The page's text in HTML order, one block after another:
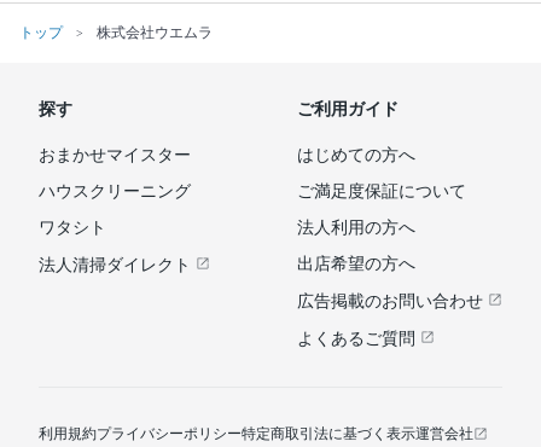
トップ 株式会社ウエムラ
探す
おまかせマイスター
ハウスクリーニング
ワタシト
法人清掃ダイレクト
ご利用ガイド
はじめての方へ
ご満足度保証について
法人利用の方へ
出店希望の方へ
広告掲載のお問い合わせ
よくあるご質問
利用規約プライバシーポリシー特定商取引法に基づく表示運営会社